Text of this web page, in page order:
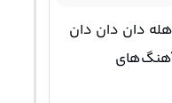
دان دان دان